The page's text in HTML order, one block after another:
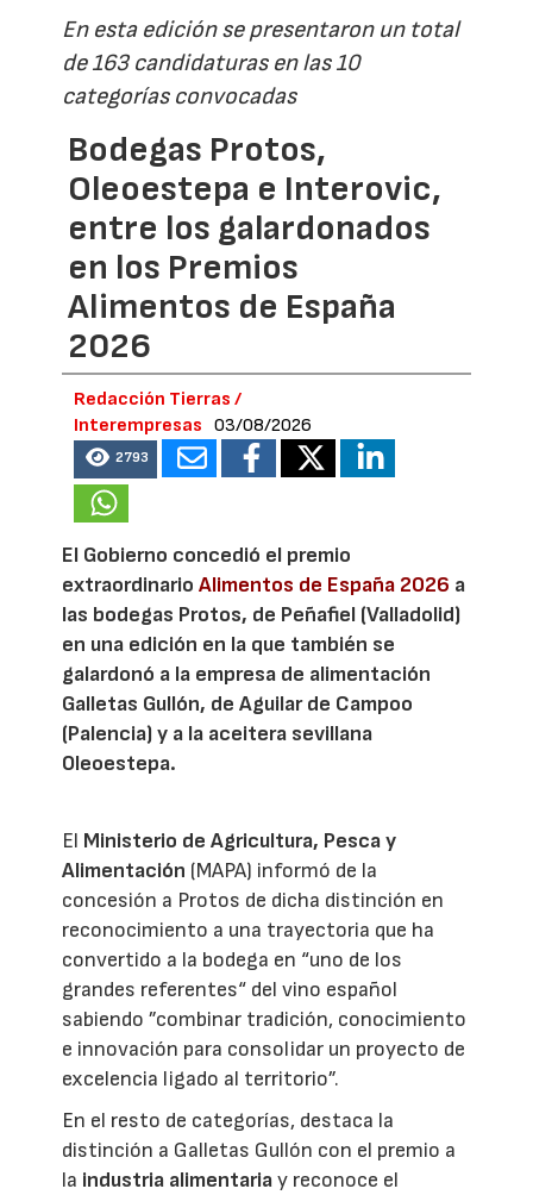
En esta edición se presentaron un total
de 163 candidaturas en las 10
categorías convocadas
Bodegas Protos,
Oleoestepa e Interovic,
entre los galardonados
en los Premios
Alimentos de España
2026
Redacción Tierras /
Interempresas
03/08/2026
2793
El Gobierno concedió el premio
extraordinarioAlimentos de España 2026 a
las bodegas Protos, de Peñafiel (Valladolid)
en una edición en la que también se
galardonó a la empresa de alimentación
Galletas Gullón, de Aguilar de Campoo
(Palencia) y a la aceitera sevillana
Oleoestepa.
El Ministerio de Agricultura, Pesca y
Alimentación (MAPA) informó de la
concesión a Protos de dicha distinción en
reconocimiento a una trayectoria que ha
convertido a la bodega en “uno de los
grandes referentes“ del vino español
sabiendo ”combinar tradición, conocimiento
e innovación para consolidar un proyecto de
excelencia ligado al territorio”.
En el resto de categorías, destaca la
distinción a Galletas Gullón con el premio a
la industria alimentariay reconoce el